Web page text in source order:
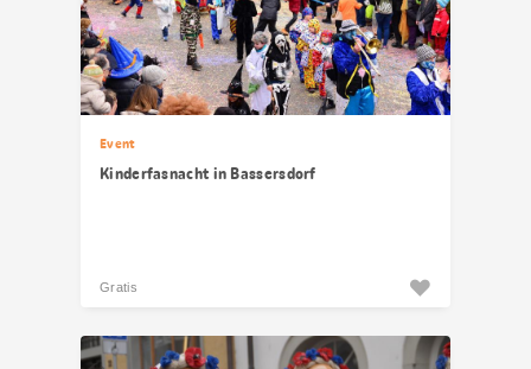
Event
Kinderfasnacht in Bassersdorf
Gratis